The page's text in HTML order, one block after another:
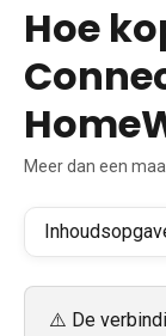
Hoe
Meer dan een
⚠️ De